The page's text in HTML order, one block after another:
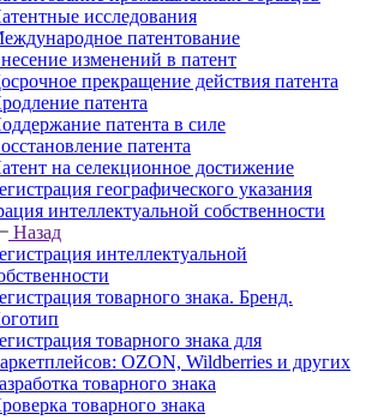
исследования
патентование
изменений в патент
прекращение действия патента
патента
патента в силе
патента
на селекционное достижение
географического указания
интеллектуальной собственности
Назад
интеллектуальной
товарного знака. Бренд.
товарного знака для
OZON, Wildberries и других
товарного знака
товарного знака